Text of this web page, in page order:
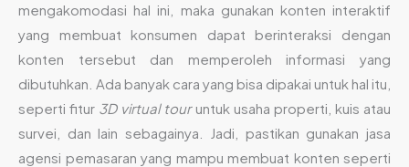
mengakomodasi hal ini, maka gunakan konten interaktif
yang membuat konsumen dapat berinteraksi dengan
konten tersebut dan memperoleh informasi yang
dibutuhkan. Ada banyak cara yang bisa dipakai untuk hal itu,
seperti fitur 3D virtual touruntuk usaha properti, kuis atau
survei, dan lain sebagainya. Jadi, pastikan gunakan jasa
agensi pemasaran yang mampu membuat konten seperti